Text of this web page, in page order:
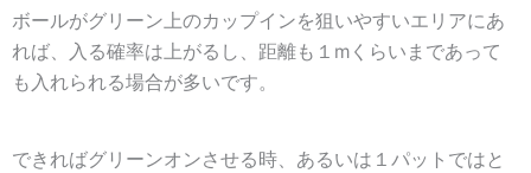
ボールがグリーン上のカップインを狙いやすいエリアにあ
れば、入る確率は上がるし、距離も１mくらいまであって
も入れられる場合が多いです。
できればグリーンオンさせる時、あるいは１パットではと